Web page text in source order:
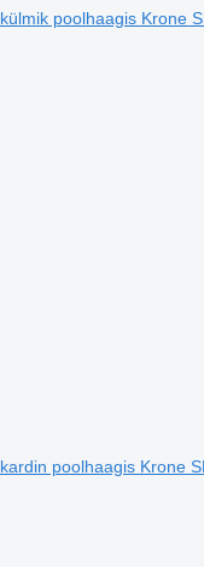
külmik poolhaagis Krone
kardin poolhaagis Krone